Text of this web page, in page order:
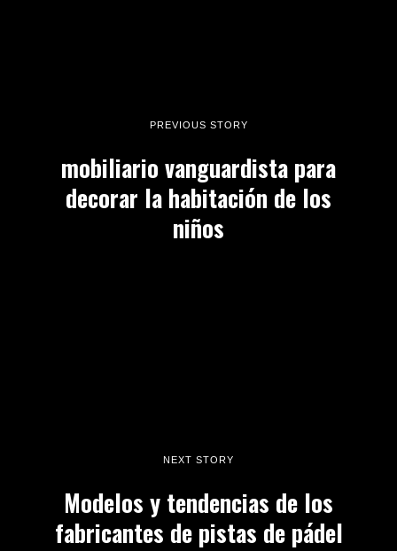
PREVIOUS STORY
mobiliario vanguardista para
decorar la habitación de los
niños
NEXT STORY
Modelos y tendencias de los
fabricantes de pistas de pádel